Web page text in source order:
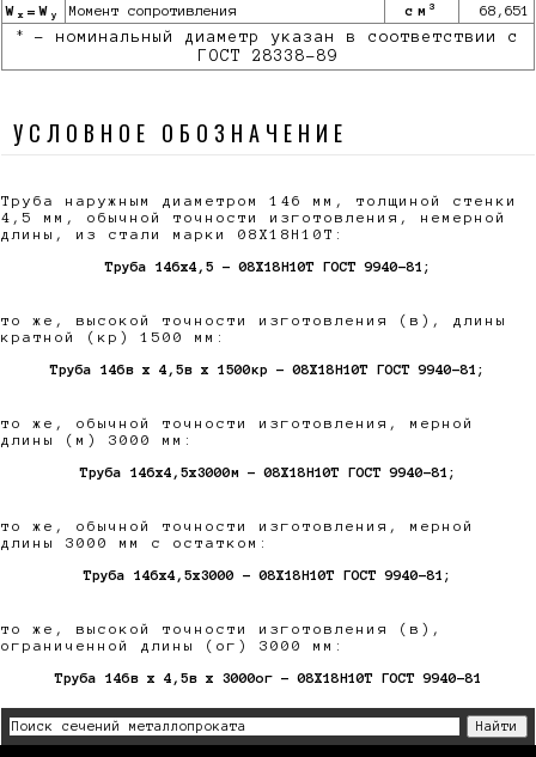
W x =W y Момент сопротивления см 3 68,651
*
- номинальный диаметр указан в соответствии с
ГОСТ 28338-89
УСЛОВНОЕ ОБОЗНАЧЕНИЕ
Труба наружным диаметром 146 мм, толщиной стенки
4,5 мм, обычной точности изготовления, немерной
длины, из стали марки 08Х18Н10Т:
Труба 146х4,5 - 08Х18Н10Т ГОСТ 9940-81;
то же, высокой точности изготовления (в), длины
кратной (кр) 1500 мм:
Труба 146в х 4,5в х 1500кр - 08Х18Н10Т ГОСТ 9940-81;
то же, обычной точности изготовления, мерной
длины (м) 3000 мм:
Труба 146х4,5х3000м - 08Х18Н10Т ГОСТ 9940-81;
то же, обычной точности изготовления, мерной
длины 3000 мм с остатком:
Труба 146х4,5х3000 - 08Х18Н10Т ГОСТ 9940-81;
то же, высокой точности изготовления (в),
ограниченной длины (ог) 3000 мм:
Труба 146в х 4,5в х 3000ог - 08Х18Н10Т ГОСТ 9940-81